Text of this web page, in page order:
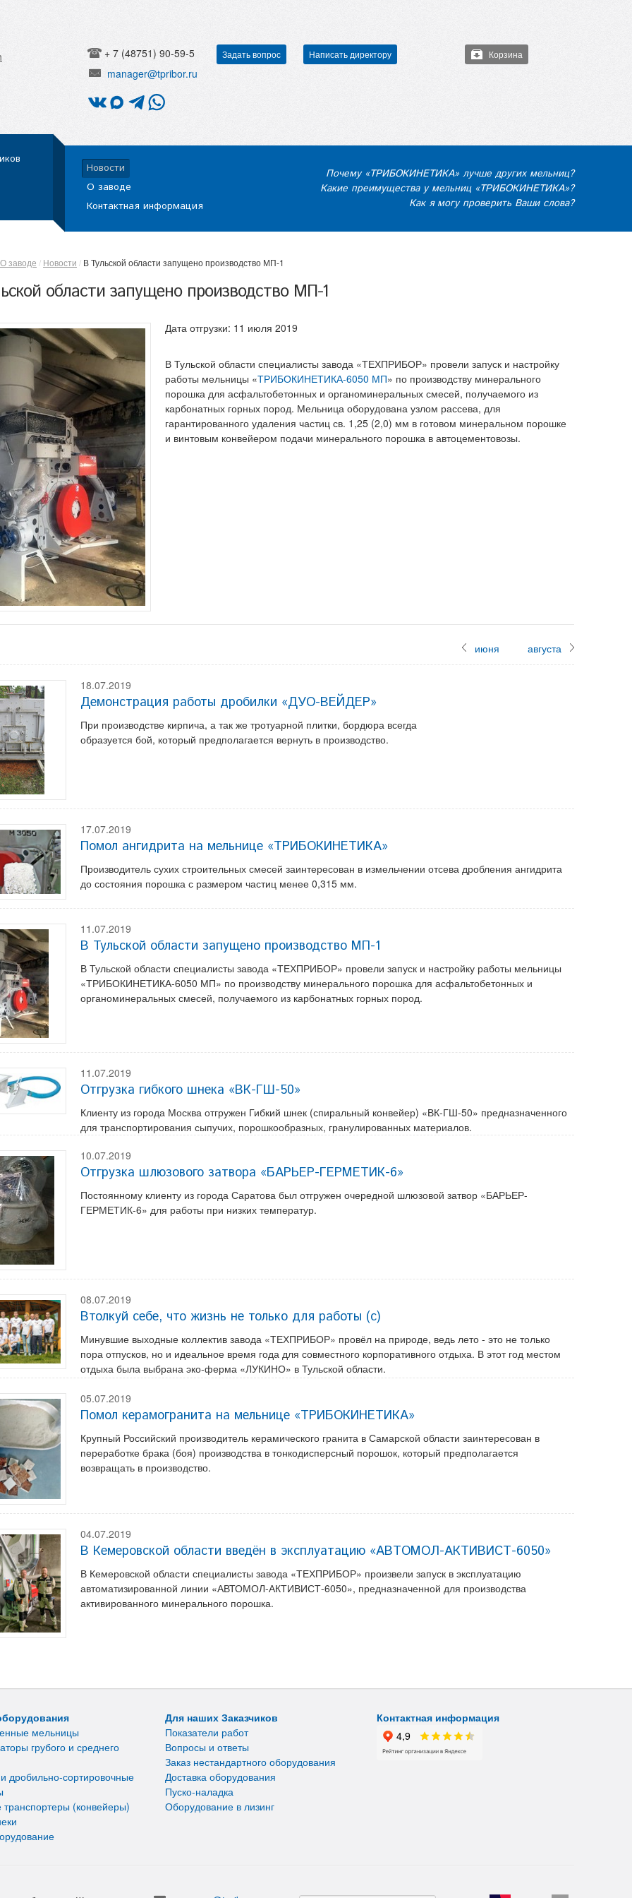
+ 7 (48751) 90-59-5 Задать вопрос Написать директору
manager@tpribor.ru
Корзина
Новости
О заводе
Контактная информация
Почему «ТРИБОКИНЕТИКА» лучше других мельниц?
Какие преимущества у мельниц «ТРИБОКИНЕТИКА»?
Как я могу проверить Ваши слова?
О заводе Новости В Тульской области запущено производство МП-1
области запущено производство МП-1
Дата отгрузки: 11 июля 2019
В Тульской области специалисты завода «ТЕХПРИБОР» провели запуск и настройку
работы мельницы «ТРИБОКИНЕТИКА-6050 МП» по производству минерального
порошка для асфальтобетонных и органоминеральных смесей, получаемого из
карбонатных горных пород. Мельница оборудована узлом рассева, для
гарантированного удаления частиц св. 1,25 (2,0) мм в готовом минеральном порошке
и винтовым конвейером подачи минерального порошка в автоцементовозы.
июня августа
18.07.2019
Демонстрация работы дробилки «ДУО-ВЕЙДЕР»
При производстве кирпича, а так же тротуарной плитки, бордюра всегда
образуется бой, который предполагается вернуть в производство.
17.07.2019
Помол ангидрита на мельнице «ТРИБОКИНЕТИКА»
Производитель сухих строительных смесей заинтересован в измельчении отсева дробления ангидрита
до состояния порошка с размером частиц менее 0,315 мм.
11.07.2019
В Тульской области запущено производство МП-1
В Тульской области специалисты завода «ТЕХПРИБОР» провели запуск и настройку работы мельницы
«ТРИБОКИНЕТИКА-6050 МП» по производству минерального порошка для асфальтобетонных и
органоминеральных смесей, получаемого из карбонатных горных пород.
11.07.2019
Отгрузка гибкого шнека «ВК-ГШ-50»
Клиенту из города Москва отгружен Гибкий шнек (спиральный конвейер) «ВК-ГШ-50» предназначенного
для транспортирования сыпучих, порошкообразных, гранулированных материалов.
10.07.2019
Отгрузка шлюзового затвора «БАРЬЕР-ГЕРМЕТИК-6»
Постоянному клиенту из города Саратова был отгружен очередной шлюзовой затвор «БАРЬЕР-
ГЕРМЕТИК-6» для работы при низких температур.
08.07.2019
Втолкуй себе, что жизнь не только для работы (с)
Минувшие выходные коллектив завода «ТЕХПРИБОР» провёл на природе, ведь лето - это не только
пора отпусков, но и идеальное время года для совместного корпоративного отдыха. В этот год местом
отдыха была выбрана эко-ферма «ЛУКИНО» в Тульской области.
05.07.2019
Помол керамогранита на мельнице «ТРИБОКИНЕТИКА»
Крупный Российский производитель керамического гранита в Самарской области заинтересован в
переработке брака (боя) производства в тонкодисперсный порошок, который предполагается
возвращать в производство.
04.07.2019
В Кемеровской области введён в эксплуатацию «АВТОМОЛ-АКТИВИСТ-6050»
В Кемеровской области специалисты завода «ТЕХПРИБОР» произвели запуск в эксплуатацию
автоматизированной линии «АВТОМОЛ-АКТИВИСТ-6050», предназначенной для производства
активированного минерального порошка.
мельницы
грубого и среднего
дробильно-сортировочные
(конвейеры)
Для наших Заказчиков
Показатели работ
Вопросы и ответы
Заказ нестандартного оборудования
Доставка оборудования
Пуско-наладка
Оборудование в лизинг
Контактная информация